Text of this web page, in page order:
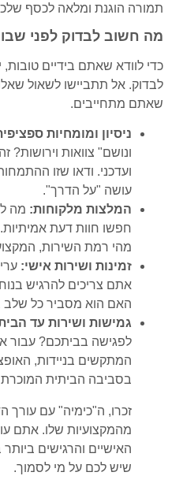
תמורה הוגנת ומלאה לכסף
מה חשוב לבדוק לפני
כדי לוודא שאתם בידיים
לבדוק. אל תתביישו לשאול
שאתם מתחייבים.
ניסיון ומומחיות
ונושם" צוואות
ועדכני. ודאו שזו
עושה "על הדרך".
המלצות מלקוחות: מה
חפשו חוות דעת
מהי רמת השירות,
זמינות ושירות אישי:
אתם צריכים להרגיש
האם הוא מסביר כל
גמישות ושירות עד
לפגישה בביתכם? עבור
המתקשים בניידות,
בסביבה הביתית המוכרת
זכרו, ה"כימיה" עם עורך
מהמקצועיות שלו. אתם
האישיים והרגישים
שיש לכם על מי לסמוך.